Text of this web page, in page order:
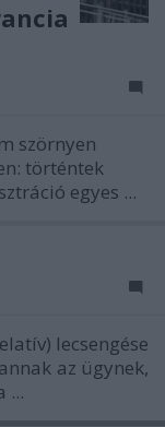
szörnyen
történtek
egyes ...
lecsengése
az ügynek,
...